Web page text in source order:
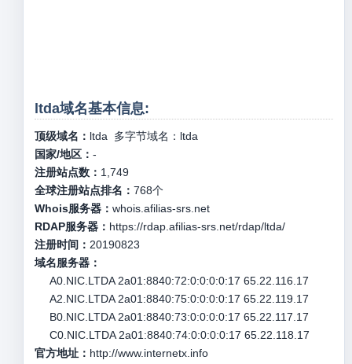
ltda域名基本信息:
顶级域名： ltda 多字节域名： ltda
国家/地区： -
注册站点数： 1,749
全球注册站点排名： 768个
Whois服务器： whois.afilias-srs.net
RDAP服务器： https://rdap.afilias-srs.net/rdap/ltda/
注册时间： 20190823
域名服务器：
A0.NIC.LTDA 2a01:8840:72:0:0:0:0:17 65.22.116.17
A2.NIC.LTDA 2a01:8840:75:0:0:0:0:17 65.22.119.17
B0.NIC.LTDA 2a01:8840:73:0:0:0:0:17 65.22.117.17
C0.NIC.LTDA 2a01:8840:74:0:0:0:0:17 65.22.118.17
官方地址： http://www.internetx.info